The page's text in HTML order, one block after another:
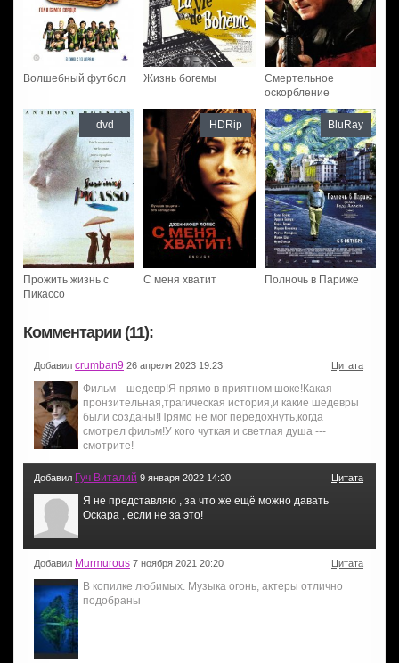
Волшебный футбол Жизнь богемы
Смертельное
оскорбление
Прожить жизнь с
Пикассо
dvd
С меня хватит
HDRip
Полночь в Париже
BluRay
Комментарии (11):
Добавил crumban9 26 апреля 2023 19:23 Цитата
Фильм---шедевр!Я прямо в приятном шоке!Какая
пронзительная,трагическая история,и какие шедевры
были созданы!Прямо не мог передохнуть,когда
смотрел фильм!У кого чуткая и светлая душа ---
смотрите!
Добавил Гуч Виталий 9 января 2022 14:20 Цитата
Я не представляю , за что же ещё можно давать
Оскара , если не за это!
Добавил Murmurous 7 ноября 2021 20:20 Цитата
В копилке любимых. Музыка огонь, актеры отлично
подобраны